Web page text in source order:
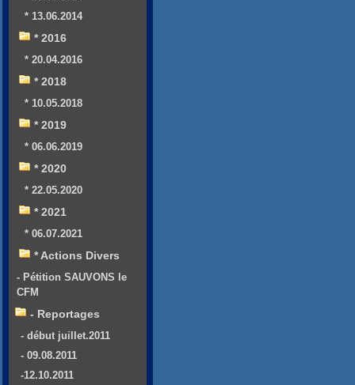
* 13.06.2014
* 2016
* 20.04.2016
* 2018
* 10.05.2018
* 2019
* 06.06.2019
* 2020
* 22.05.2020
* 2021
* 06.07.2021
* Actions Divers
- Pétition SAUVONS le
CFM
- Reportages
- début juillet.2011
- 09.08.2011
-12.10.2011